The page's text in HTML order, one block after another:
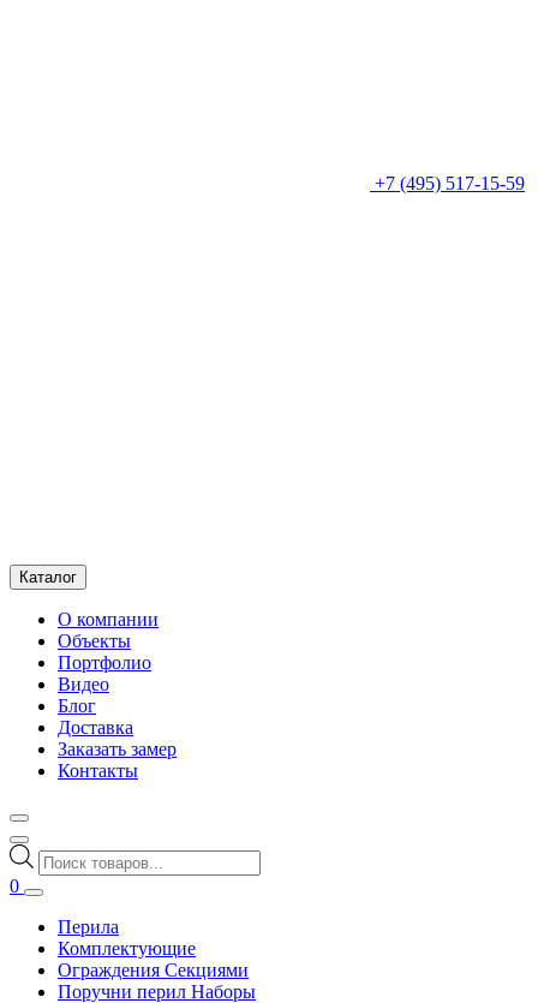
+7 (495) 517-15-59
Каталог
О компании
Объекты
Портфолио
Видео
Блог
Доставка
Заказать замер
Контакты
Поиск
товаров
0
Перила
Комплектующие
Ограждения Секциями
Поручни перил Наборы